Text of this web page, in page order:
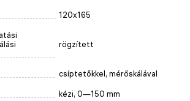
120x165
rögzített
csíptetőkkel, mérőskálával
kézi, 0—150 mm